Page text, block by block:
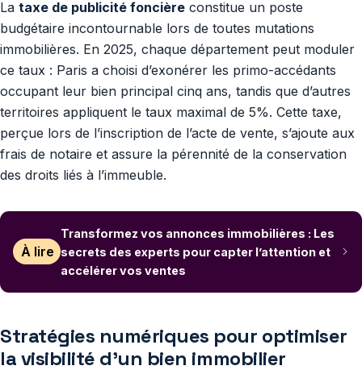
La taxe de publicité foncière constitue un poste
budgétaire incontournable lors de toutes mutations
immobilières. En 2025, chaque département peut moduler
ce taux : Paris a choisi d’exonérer les primo-accédants
occupant leur bien principal cinq ans, tandis que d’autres
territoires appliquent le taux maximal de 5%. Cette taxe,
perçue lors de l’inscription de l’acte de vente, s’ajoute aux
frais de notaire et assure la pérennité de la conservation
des droits liés à l’immeuble.
À lire
Transformez vos annonces immobilières : Les
secrets des experts pour capter l’attention et
accélérer vos ventes
Stratégies numériques pour optimiser
la visibilité d’un bien immobilier